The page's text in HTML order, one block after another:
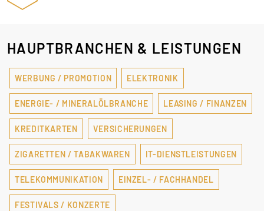
HAUPTBRANCHEN & LEISTUNGEN
WERBUNG / PROMOTION ELEKTRONIK
ENERGIE- / MINERALÖLBRANCHE LEASING / FINANZEN
KREDITKARTEN VERSICHERUNGEN
ZIGARETTEN / TABAKWAREN IT-DIENSTLEISTUNGEN
TELEKOMMUNIKATION EINZEL- / FACHHANDEL
FESTIVALS / KONZERTE